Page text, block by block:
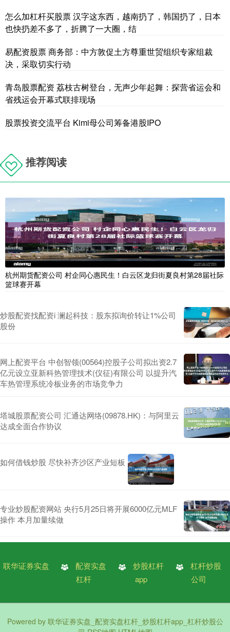
怎么加杠杆买股票 汉字这东西，越南扔了，韩国扔了，日本
也快扔差不多了，折腾了一大圈，结
易配资股票 商务部：中方敦促土方尊重世贸组织专家组裁
决，采取切实行动
青岛股票配资 荔枝古树登台，无声少年起舞：探营省运会和
省残运会开幕式联排现场
股票投资交流平台 Kimi母公司筹备港股IPO
推荐阅读
杭州期货配资公司 村企同心惠民生！白云区龙归街夏良村第28届社际
篮球赛开幕
炒股配资找配资i 澜起科技：股东拟询价转让1%公司
股份
网上配资平台 中创智领(00564)控股子公司拟出资2.7
亿元设立亚新科热管理技术(仪征)有限公司 以提升汽
车热管理系统冷板业务的市场竞争力
塔城股票配资公司 汇通达网络(09878.HK)：与阿里云
达成全面合作协议
如何借钱炒股 尽快补齐沙区产业短板
专业炒股配资网站 央行5月25日将开展6000亿元MLF
操作 本月加量续做
联华证券实盘
配资实盘
杠杆
炒股杠杆
app
杠杆炒股
公司
Powered by 联华证券实盘_配资实盘杠杆_炒股杠杆app_杠杆炒股公